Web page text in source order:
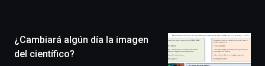
monólogos,
exposiciones,
¿Cambiará algún día la imagen
del científico?